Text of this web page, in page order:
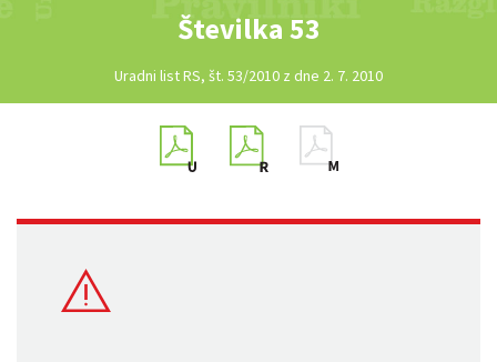
Številka 53
Uradni list RS, št. 53/2010 z dne 2. 7. 2010